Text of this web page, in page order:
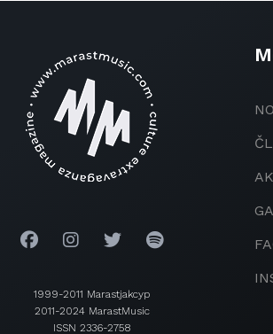
1999-2011 Marastjakcyp
2011-2024 MarastMusic
ISSN 2336-2758